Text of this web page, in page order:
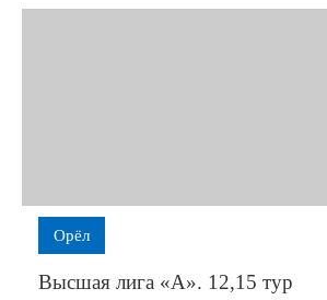
Орёл
Высшая лига «А». 12,15 тур